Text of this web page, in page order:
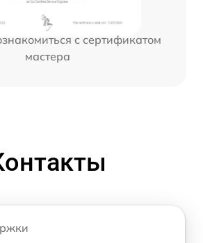
с сертификатом
мастера